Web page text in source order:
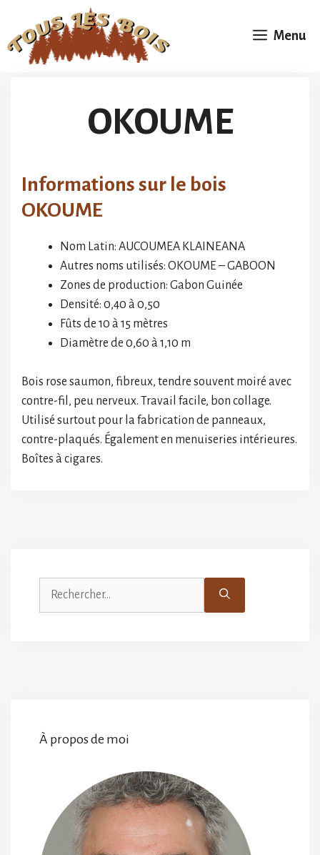
contenu
Menu
OKOUME
Informations sur le bois
OKOUME
Nom Latin: AUCOUMEA KLAINEANA
Autres noms utilisés: OKOUME – GABOON
Zones de production: Gabon Guinée
Densité: 0,40 à 0,50
Fûts de 10 à 15 mètres
Diamètre de 0,60 à 1,10 m
Bois rose saumon, fibreux, tendre souvent moiré avec
contre-fil, peu nerveux. Travail facile, bon collage.
Utilisé surtout pour la fabrication de panneaux,
contre-plaqués. Également en menuiseries intérieures.
Boîtes à cigares.
Rechercher :
À propos de moi